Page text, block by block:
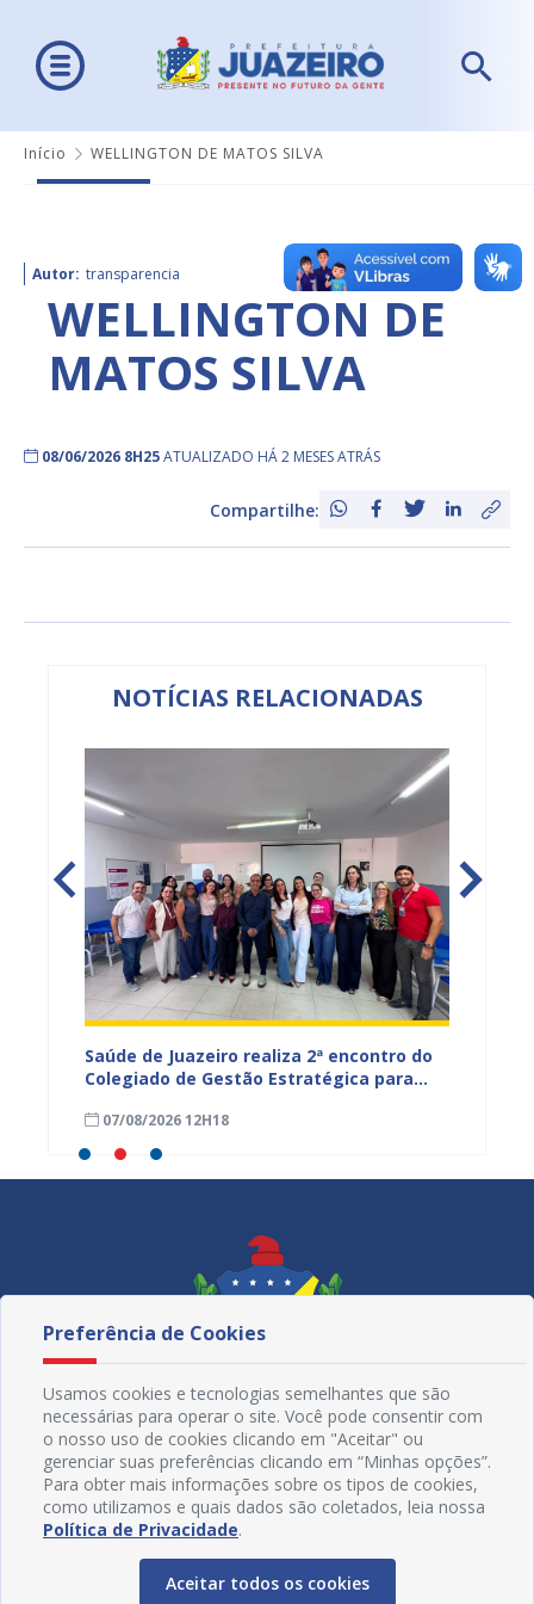
Início WELLINGTON DE MATOS SILVA
Autor: transparencia
WELLINGTON DE
MATOS SILVA
08/06/2026 8H25ATUALIZADO HÁ 2 MESES ATRÁS
Compartilhe:
NOTÍCIAS RELACIONADAS
Saúde de Juazeiro realiza 2ª encontro do
Colegiado de Gestão Estratégica para
monitoramento do SUS
07/08/2026 12H18
Redes Sociais
Preferência de Cookies
Usamos cookies e tecnologias semelhantes que são
necessárias para operar o site. Você pode consentir com
o nosso uso de cookies clicando em "Aceitar" ou
gerenciar suas preferências clicando em “Minhas opções”.
Para obter mais informações sobre os tipos de cookies,
como utilizamos e quais dados são coletados, leia nossa
Política de Privacidade.
Aceitar todos os cookies